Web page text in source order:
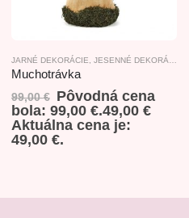
ZÁVESNÉ DEKORÁCIE
JARNÉ DEKORÁCIE, JESENNÉ DEKORÁCIE
Muchotrávka
99,00€ Pôvodná cena
bola: 99,00 €.49,00 €
Aktuálna cena je:
49,00 €.